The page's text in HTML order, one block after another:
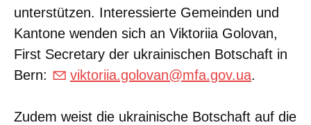
unterstützen. Interessierte Gemeinden und
Kantone wenden sich an Viktoriia Golovan,
First Secretary der ukrainischen Botschaft in
Bern:
viktoriia.golovan@mfa.gov.ua.
Zudem weist die ukrainische Botschaft auf die